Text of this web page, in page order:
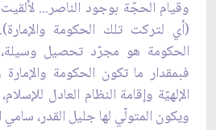
(أي لتركت تلك الحكومة
الحكومة هو مجرّد تحصيل وسيلة،
فبمقدار ما تكون الحكومة
الإلهيّة وإقامة النظام العادل
ويكون المتولّي لها جليل القدر، سامي